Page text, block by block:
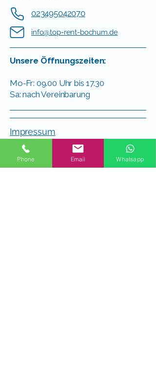
023495042070
info@top-rent-bochum.de
Unsere Öffnungszeiten:
Mo-Fr: 09.00 Uhr bis 17.30
Sa: nach Vereinbarung
Impressum
Datenschutzerklärung
AGBs von TOP RENT
Phone Email Whatsapp